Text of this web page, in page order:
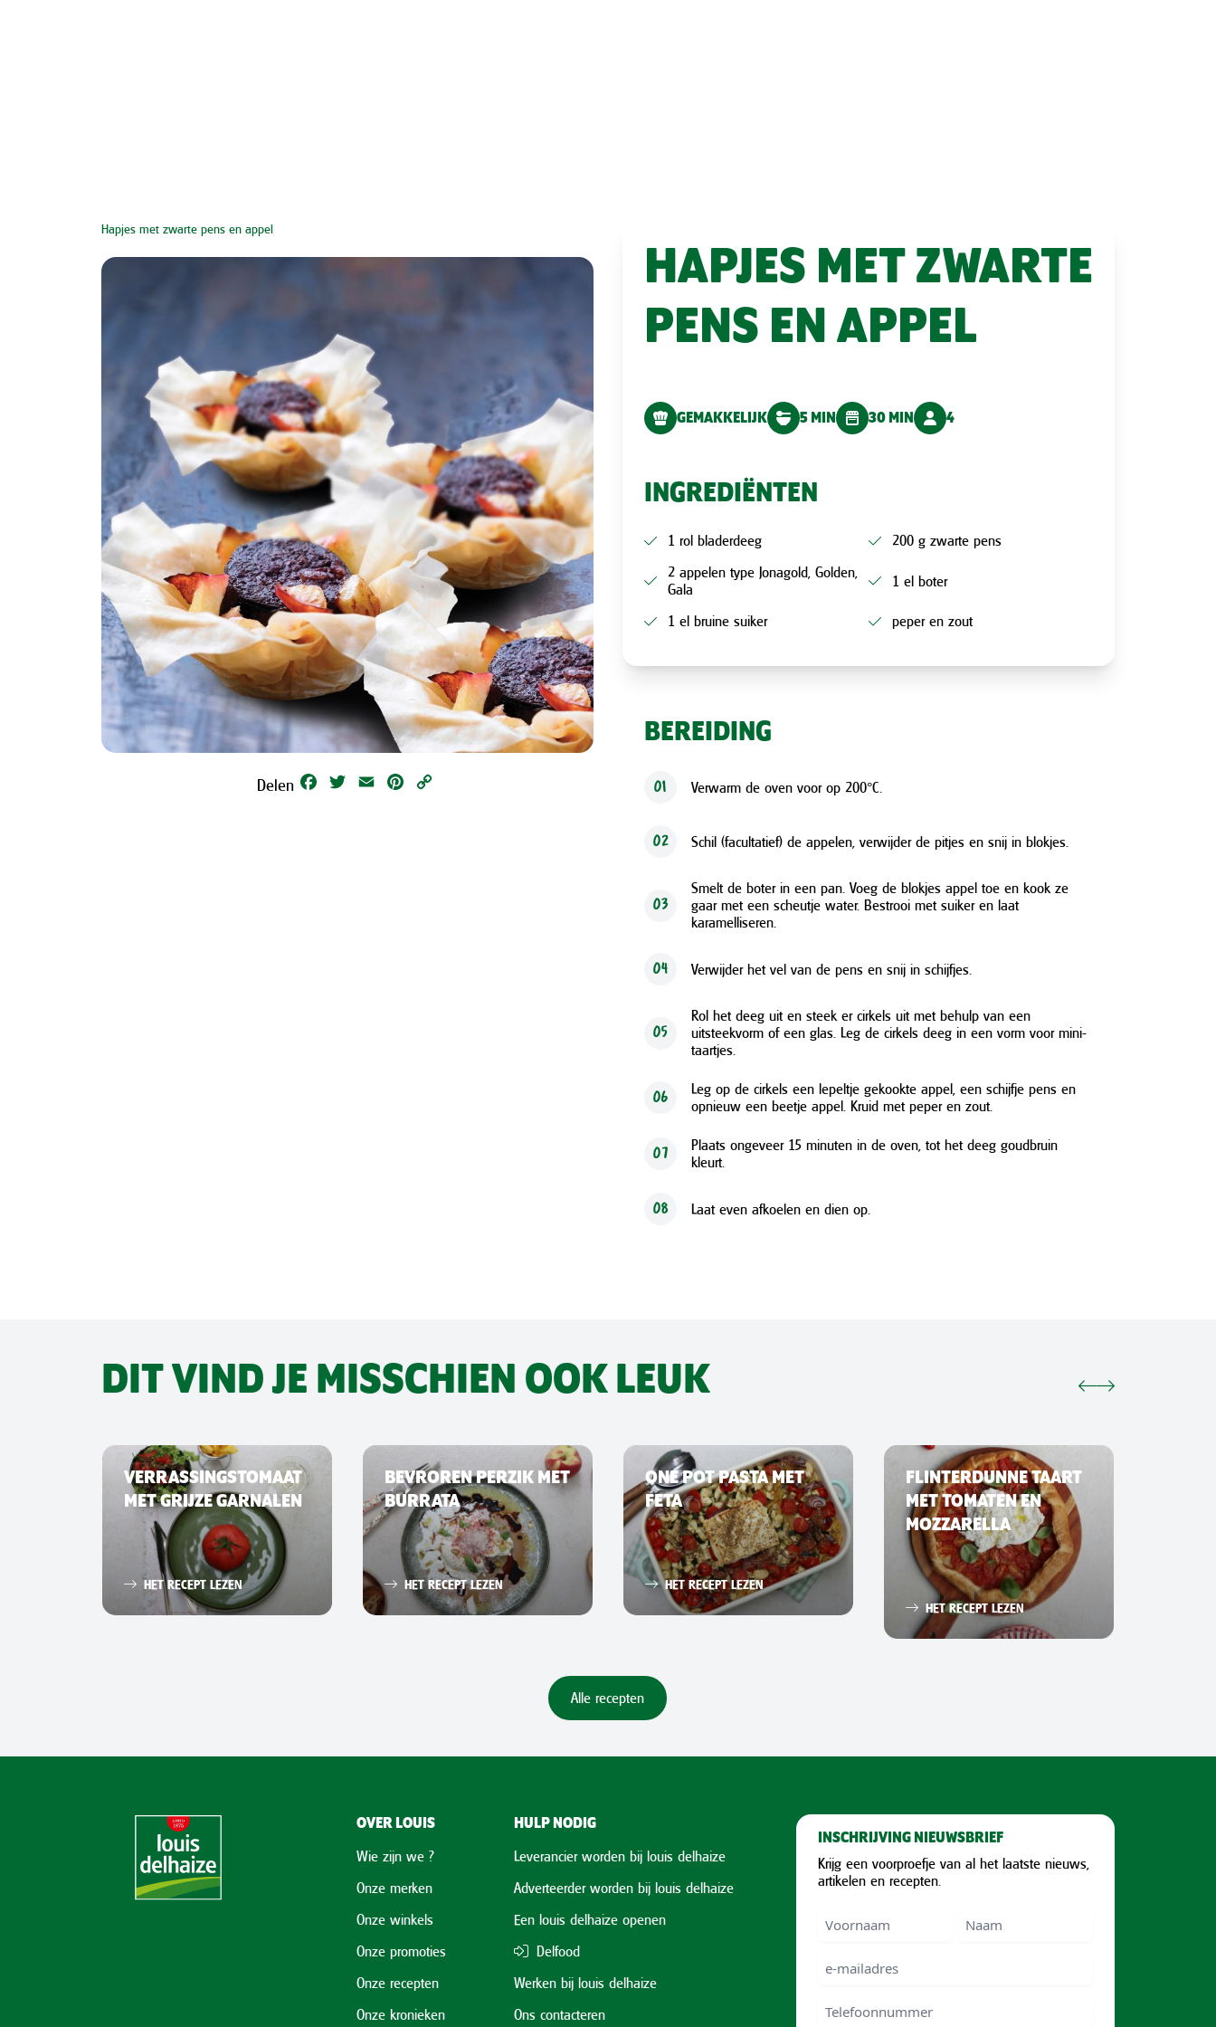
Hapjes met zwarte pens en appel
Delen Facebook
Twitter Email Pinterest
HAPJES MET ZWARTE
PENS EN APPEL
GEMAKKELIJK 5 MIN 30 MIN 4
INGREDIËNTEN
1 rol bladerdeeg
200 g zwarte pens
2 appelen type Jonagold, Golden,
Gala
1 el boter
1 el bruine suiker peper en zout
BEREIDING
01 Verwarm de oven voor op 200°C.
02 Schil (facultatief) de appelen, verwijder de pitjes en snij in blokjes.
03
Smelt de boter in een pan. Voeg de blokjes appel toe en kook ze
gaar met een scheutje water. Bestrooi met suiker en laat
karamelliseren.
04 Verwijder het vel van de pens en snij in schijfjes.
05
Rol het deeg uit en steek er cirkels uit met behulp van een
uitsteekvorm of een glas. Leg de cirkels deeg in een vorm voor mini-
taartjes.
06
Leg op de cirkels een lepeltje gekookte appel, een schijfje pens en
opnieuw een beetje appel. Kruid met peper en zout.
07
Plaats ongeveer 15 minuten in de oven, tot het deeg goudbruin
kleurt.
08 Laat even afkoelen en dien op.
DIT VIND JE MISSCHIEN OOK LEUK
VERRASSINGSTOMAAT
MET GRIJZE GARNALEN
HET RECEPT LEZEN
BEVROREN PERZIK MET
BURRATA
HET RECEPT LEZEN
ONE POT PASTA MET
FETA
HET RECEPT LEZEN
FLINTERDUNNE TAART
MET TOMATEN EN
MOZZARELLA
HET RECEPT LEZEN
Alle recepten
OVER LOUIS
Wie zijn we ?
Onze merken
Onze winkels
Onze promoties
Onze recepten
Onze kronieken
HULP NODIG
Leverancier worden bij louis delhaize
Adverteerder worden bij louis delhaize
Een louis delhaize openen
Delfood
Werken bij louis delhaize
Ons contacteren
INSCHRIJVING NIEUWSBRIEF
Krijg een voorproefje van al het laatste nieuws,
artikelen en recepten.
Voornaam
Telefoonnummer